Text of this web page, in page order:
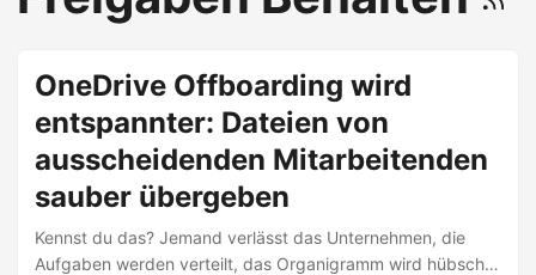
OneDrive Offboarding wird
entspannter: Dateien von
ausscheidenden Mitarbeitenden
sauber übergeben
Kennst du das? Jemand verlässt das Unternehmen, die
Aufgaben werden verteilt, das Organigramm wird hübsch